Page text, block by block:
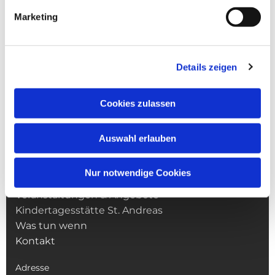
Marketing
Details zeigen
Cookies zulassen
Auswahl erlauben
Nur notwendige Cookies
NAVIGATION
Veranstaltungen & Angebote
Kindertagesstätte St. Andreas
Was tun wenn
Kontakt
Adresse